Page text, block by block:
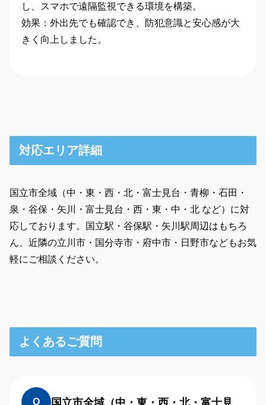
し、スマホで遠隔監視できる環境を構築。
効果：外出先でも確認でき、防犯意識と安心感が大
きく向上しました。
対応エリア詳細
国立市全域（中・東・西・北・富士見台・青柳・石田・
泉・谷保・矢川・富士見台・西・東・中・北 など）に対
応しております。国立駅・谷保駅・矢川駅周辺はもちろ
ん、近隣の立川市・国分寺市・府中市・日野市などもお気
軽にご相談ください。
よくあるご質問
Q